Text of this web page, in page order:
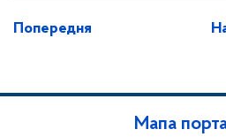
Попередня
Мапа